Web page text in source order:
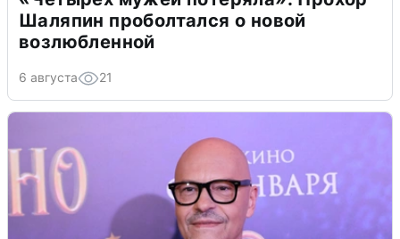
Шаляпин проболтался о новой
возлюбленной
6 августа 21